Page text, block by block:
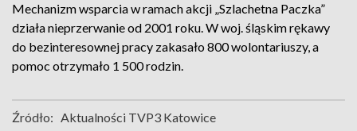
Mechanizm wsparcia w ramach akcji „Szlachetna Paczka”
działa nieprzerwanie od 2001 roku. W woj. śląskim rękawy
do bezinteresownej pracy zakasało 800 wolontariuszy, a
pomoc otrzymało 1 500 rodzin.
Źródło: Aktualności TVP3 Katowice